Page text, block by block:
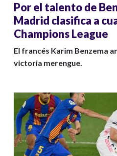
Por el talento de
Madrid clasifica a
Champions League
El francés Karim Benzema
victoria merengue.